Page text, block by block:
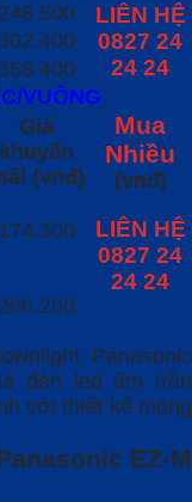
248.500
LIÊN HỆ
0827 24
24 24
302.400
358.400
VUÔNG
Giá
khuyến
(vnđ)
Mua
Nhiều
(vnđ)
174.300
LIÊN HỆ
0827 24
24 24
200.200
Panasonic
đèn led âm trần
với thiết kế mỏng
EZ-M